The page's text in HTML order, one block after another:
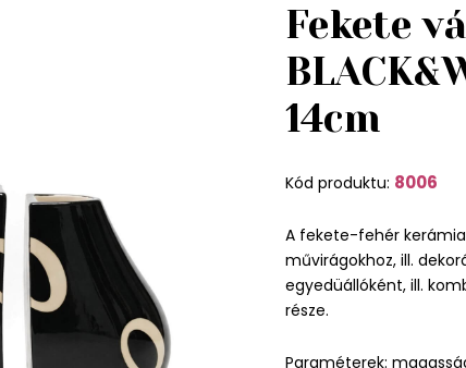
Fekete
14cm
Kód produktu: 8006
A fekete-fehér
művirágokhoz, ill.
egyedüállóként, ill.
része.
Paraméterek: